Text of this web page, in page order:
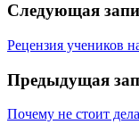
Следующая
Рецензия учеников
Предыдущая
Почему не стоит